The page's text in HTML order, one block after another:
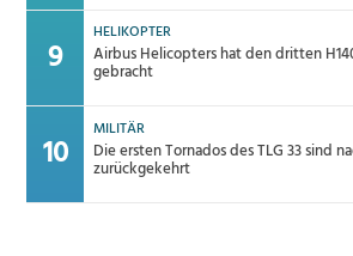
HELIKOPTER
Airbus Helicopters hat den dritten
gebracht
MILITÄR
Die ersten Tornados des TLG 33 sind
zurückgekehrt